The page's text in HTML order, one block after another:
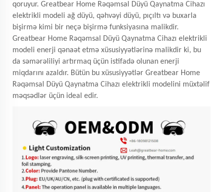
qoruyur. Greatbear Home Rəqəmsal Düyü Qaynatma Cihazı
elektrikli modeli ağ düyü, qəhvəyi düyü, pıçıltı və buxarla
bişirmə kimi bir neçə bişirmə funksiyasına malikdir.
Greatbear Home Rəqəmsal Düyü Qaynatma Cihazı elektrikli
modeli enerji qənaət etmə xüsusiyyətlərinə malikdir ki, bu
da səmərəliliyi artırmaq üçün istifadə olunan enerji
miqdarını azaldır. Bütün bu xüsusiyyətlər Greatbear Home
Rəqəmsal Düyü Qaynatma Cihazı elektrikli modelini müxtəlif
məqsədlər üçün ideal edir.